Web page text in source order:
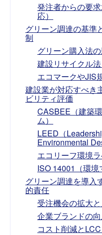
発注者からの要
応）
グリーン調達の基準
制
グリーン購入法
建設リサイクル
エコマークやJIS
建設業が対応すべき
ビリティ評価
CASBEE（建築
ム）
LEED（
Environmental
エコリーフ環境
ISO 14001（環境
グリーン調達を導入
的責任
受注機会の拡大
企業ブランドの
コスト削減と